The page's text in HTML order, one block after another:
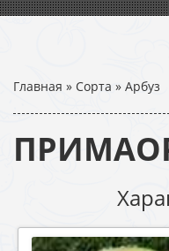
Главная » Сорта » Арбуз